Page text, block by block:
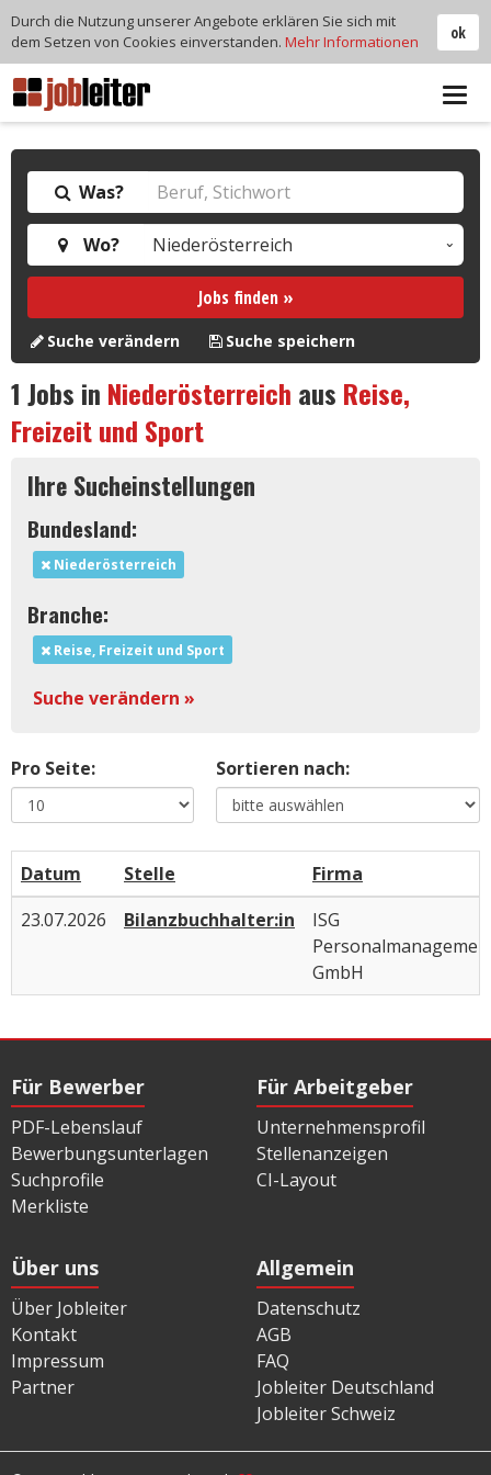
Was?
Wo?
Jobs finden »
Suche verändern Suche speichern
1 Jobs in Niederösterreich aus Reise,
Freizeit und Sport
Ihre Sucheinstellungen
Bundesland:
Niederösterreich
Branche:
Reise, Freizeit und Sport
Suche verändern »
Pro Seite: Sortieren nach:
Datum Stelle
Firma
23.07.2026
Bilanzbuchhalter:in
ISG
GmbH
Für Bewerber
PDF-Lebenslauf
Bewerbungsunterlagen
Suchprofile
Merkliste
Für Arbeitgeber
Unternehmensprofil
Stellenanzeigen
CI-Layout
Über uns
Über Jobleiter
Kontakt
Impressum
Partner
Allgemein
Datenschutz
AGB
FAQ
Jobleiter Deutschland
Jobleiter Schweiz
ok
Durch die Nutzung unserer Angebote erklären Sie sich mit
dem Setzen von Cookies einverstanden. Mehr Informationen